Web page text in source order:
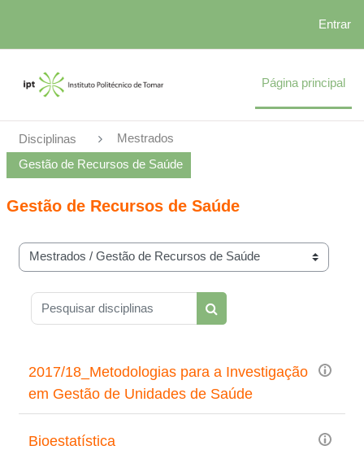
Entrar
Página principal
Disciplinas Mestrados
Gestão de Recursos de Saúde
Gestão de Recursos de Saúde
Categorias de disciplinas
Pesquisar disciplinas
Pesquisar disciplinas
2017/18_Metodologias para a Investigação
em Gestão de Unidades de Saúde
Bioestatística